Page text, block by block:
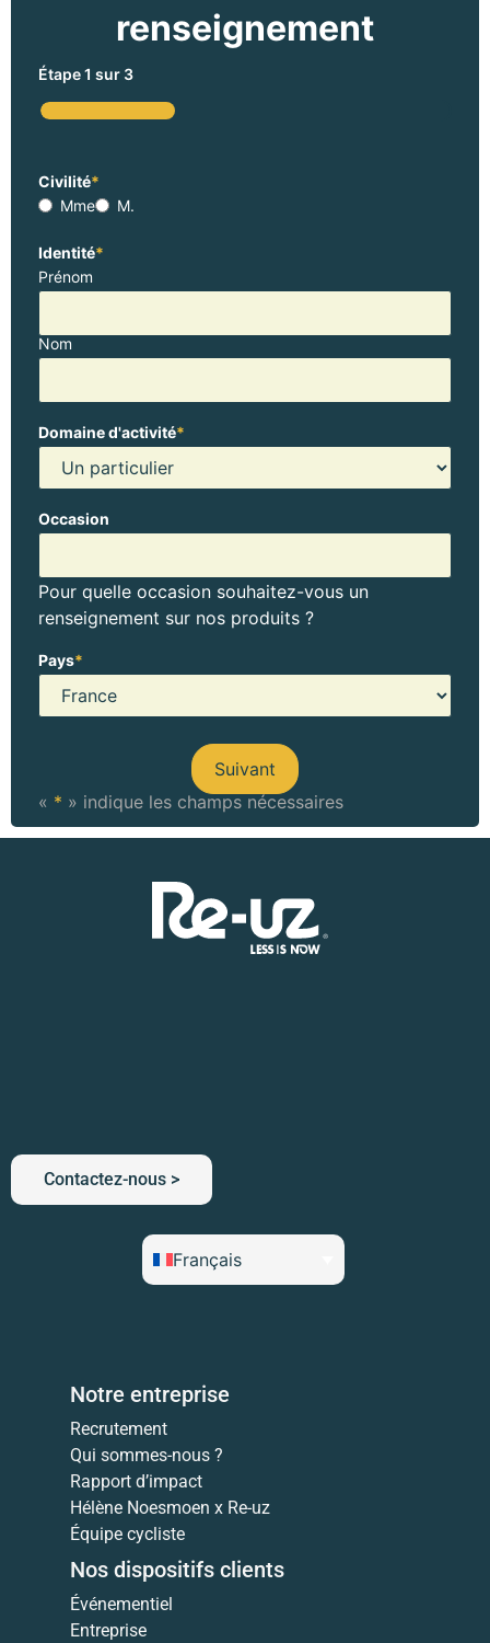
renseignement
« * » indique les champs nécessaires
Étape1 sur 3
Civilité*
Mme
M.
Identité*
Prénom
Nom
Domaine d'activité*
Occasion
Pour quelle occasion souhaitez-vous un
renseignement sur nos produits ?
Pays*
Contactez-nous >
Français
Notre entreprise
Recrutement
Qui sommes-nous ?
Rapport d’impact
Hélène Noesmoen x Re-uz
Équipe cycliste
Nos dispositifs clients
Événementiel
Entreprise